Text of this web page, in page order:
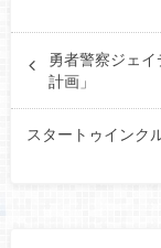
勇者警察ジェ
計画」
スタートゥインク